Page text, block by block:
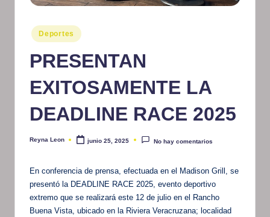
at
iv
Publicado
en
Deportes
PRESENTAN
EXITOSAMENTE LA
DEADLINE RACE 2025
Publicado
Reyna Leon junio 25, 2025 No hay comentarios
En conferencia de prensa, efectuada en el Madison Grill, se
presentó la DEADLINE RACE 2025, evento deportivo
extremo que se realizará este 12 de julio en el Rancho
Buena Vista, ubicado en la Riviera Veracruzana; localidad